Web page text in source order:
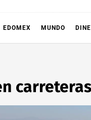
EDOMEX MUNDO